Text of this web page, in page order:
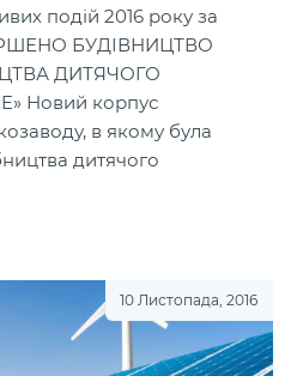
подій 2016 року за
БУДІВНИЦТВО
ДИТЯЧОГО
Новий корпус
в якому була
дитячого
10 Листопада, 2016